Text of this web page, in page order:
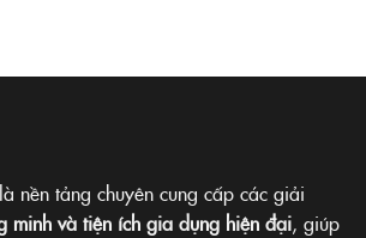
là nền tảng chuyên cung cấp các giải
minh và tiện ích gia dụng hiện đại, giúp